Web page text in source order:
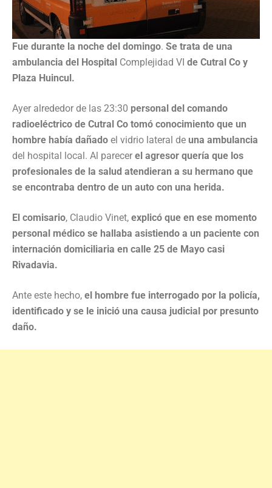
Fue durante la noche del domingo. Se trata de una
ambulancia del Hospital Complejidad VI de Cutral Co y
Plaza Huincul.
Ayer alrededor de las 23:30 personal del comando
radioeléctrico de Cutral Co tomó conocimiento que un
hombre había dañado el vidrio lateral de una ambulancia
del hospital local. Al parecer el agresor quería que los
profesionales de la salud atendieran a su hermano que
se encontraba dentro de un auto con una herida.
El comisario, Claudio Vinet, explicó que en ese momento
personal médico se hallaba asistiendo a un paciente con
internación domiciliaria en calle 25 de Mayo casi
Rivadavia.
Ante este hecho, el hombre fue interrogado por la policía,
identificado y se le inició una causa judicial por presunto
daño.